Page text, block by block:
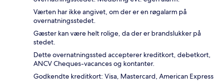
Værten har ikke angivet, om der er en røgalarm på
overnatningsstedet.
Gæster kan være helt rolige, da der er brandslukker på
stedet.
Dette overnatningssted accepterer kreditkort, debetkort,
ANCV Cheques-vacances og kontanter.
Godkendte kreditkort: Visa, Mastercard, American Express